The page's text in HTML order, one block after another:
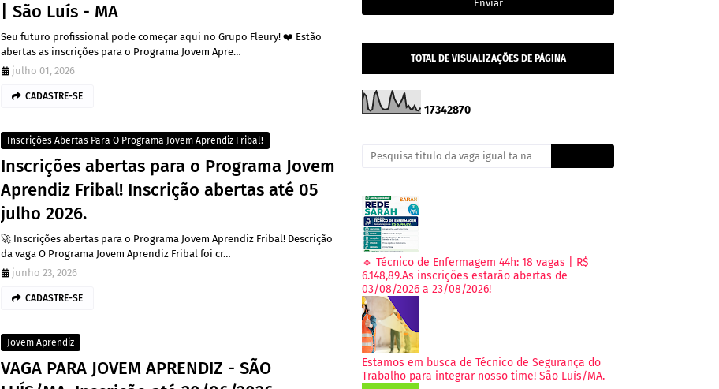
| São Luís - MA
Seu futuro profissional pode começar aqui no Grupo Fleury! ❤️ Estão
abertas as inscrições para o Programa Jovem Apre…
julho 01, 2026
CADASTRE-SE
Inscrições Abertas Para O Programa Jovem Aprendiz Fribal!
Inscrições abertas para o Programa Jovem
Aprendiz Fribal! Inscrição abertas até 05
julho 2026.
🚀 Inscrições abertas para o Programa Jovem Aprendiz Fribal! Descrição
da vaga O Programa Jovem Aprendiz Fribal foi cr…
junho 23, 2026
CADASTRE-SE
Jovem Aprendiz
VAGA PARA JOVEM APRENDIZ - SÃO
TOTAL DE VISUALIZAÇÕES DE PÁGINA
17342870
🔹 Técnico de Enfermagem 44h: 18 vagas | R$
6.148,89.As inscrições estarão abertas de
03/08/2026 a 23/08/2026!
Estamos em busca de Técnico de Segurança do
Trabalho para integrar nosso time! São Luís/MA.